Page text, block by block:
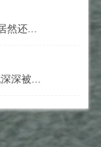
然还...
深被...